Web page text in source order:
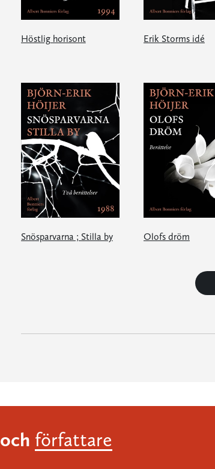
Höstlig horisont Erik Storms idé
Snösparvarna ; Stilla by Olofs dröm
och författare